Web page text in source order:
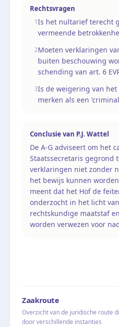
Rechtsvragen
1Is het nultarief terecht
vermeende
2Moeten verklaringen
buiten beschouwing
schending van art. 6
3Is de weigering van
merken als een
Conclusie van P.J. Wattel
De A-G adviseert om het
Staatssecretaris gegrond
verklaringen niet zonder
het bewijs kunnen
meent dat het Hof de
onderzocht in het licht
rechtskundige maatstaf
worden verwezen voor
Zaakroute
Overzicht van de juridische route
door verschillende instanties